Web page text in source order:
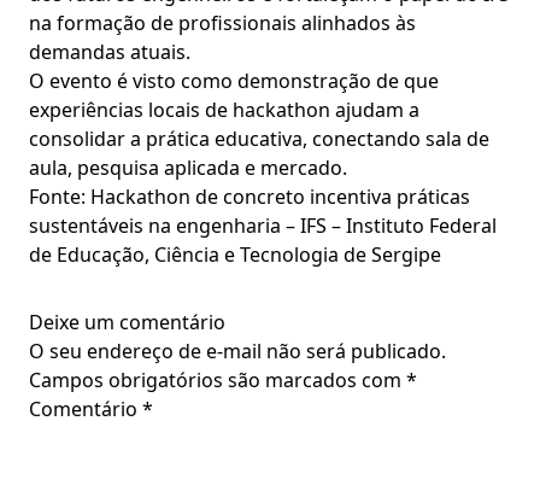
na formação de profissionais alinhados às
demandas atuais.
O evento é visto como demonstração de que
experiências locais de hackathon ajudam a
consolidar a prática educativa, conectando sala de
aula, pesquisa aplicada e mercado.
Fonte: Hackathon de concreto incentiva práticas
sustentáveis na engenharia – IFS – Instituto Federal
de Educação, Ciência e Tecnologia de Sergipe
Deixe um comentário
O seu endereço de e-mail não será publicado.
Campos obrigatórios são marcados com *
Comentário *